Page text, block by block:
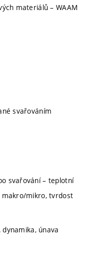
materiálů – WAAM
svařováním
svařování – teplotní
makro/mikro, tvrdost
únava